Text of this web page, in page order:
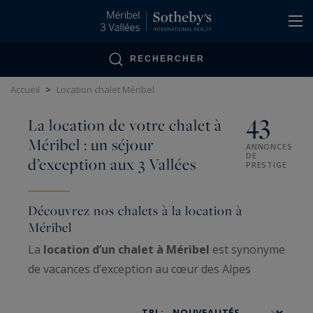
RECHERCHER
Accueil > Location chalet Méribel
La location de votre chalet à
Méribel : un séjour
d’exception aux 3 Vallées
43
ANNONCES
DE
PRESTIGE
Découvrez nos chalets à la location à
Méribel
La location d’un chalet à Méribel est synonyme
de vacances d’exception au cœur des Alpes
l’air pur et les grands espaces facilement